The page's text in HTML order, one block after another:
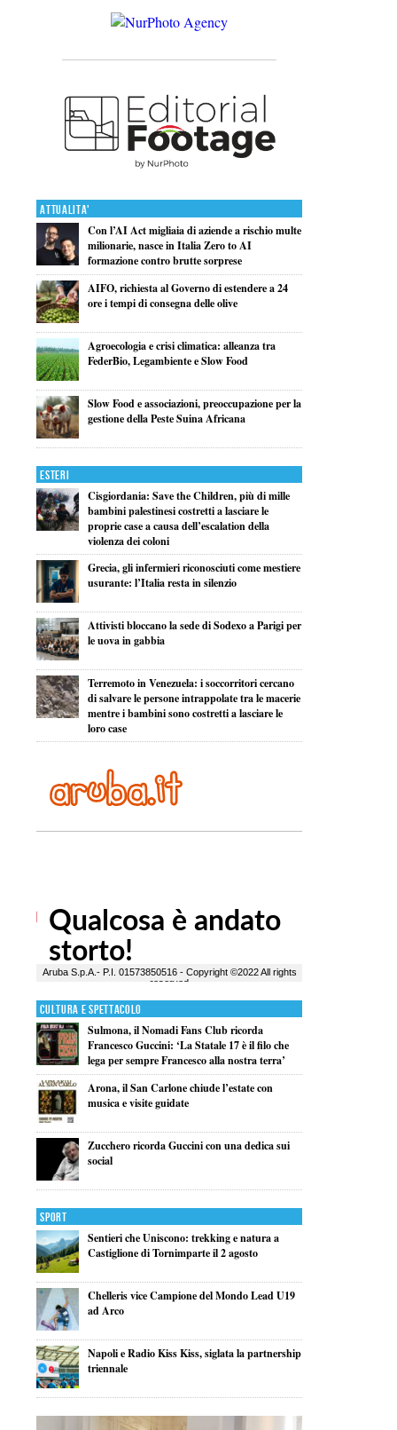
Attualita'
Con l’AI Act migliaia di aziende a rischio multe
milionarie, nasce in Italia Zero to AI
formazione contro brutte sorprese
AIFO, richiesta al Governo di estendere a 24
ore i tempi di consegna delle olive
Agroecologia e crisi climatica: alleanza tra
FederBio, Legambiente e Slow Food
Slow Food e associazioni, preoccupazione per la
gestione della Peste Suina Africana
Esteri
Cisgiordania: Save the Children, più di mille
bambini palestinesi costretti a lasciare le
proprie case a causa dell’escalation della
violenza dei coloni
Grecia, gli infermieri riconosciuti come mestiere
usurante: l’Italia resta in silenzio
Attivisti bloccano la sede di Sodexo a Parigi per
le uova in gabbia
Terremoto in Venezuela: i soccorritori cercano
di salvare le persone intrappolate tra le macerie
mentre i bambini sono costretti a lasciare le
loro case
Cultura e Spettacolo
Sulmona, il Nomadi Fans Club ricorda
Francesco Guccini: ‘La Statale 17 è il filo che
lega per sempre Francesco alla nostra terra’
Arona, il San Carlone chiude l’estate con
musica e visite guidate
Zucchero ricorda Guccini con una dedica sui
social
Sport
Sentieri che Uniscono: trekking e natura a
Castiglione di Tornimparte il 2 agosto
Chelleris vice Campione del Mondo Lead U19
ad Arco
Napoli e Radio Kiss Kiss, siglata la partnership
triennale